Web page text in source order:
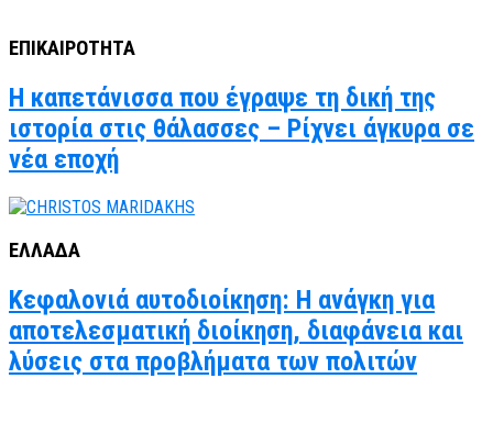
ΕΠΙΚΑΙΡΟΤΗΤΑ
Η καπετάνισσα που έγραψε τη δική της
ιστορία στις θάλασσες – Ρίχνει άγκυρα σε
νέα εποχή
ΕΛΛΑΔΑ
Κεφαλονιά αυτοδιοίκηση: Η ανάγκη για
αποτελεσματική διοίκηση, διαφάνεια και
λύσεις στα προβλήματα των πολιτών